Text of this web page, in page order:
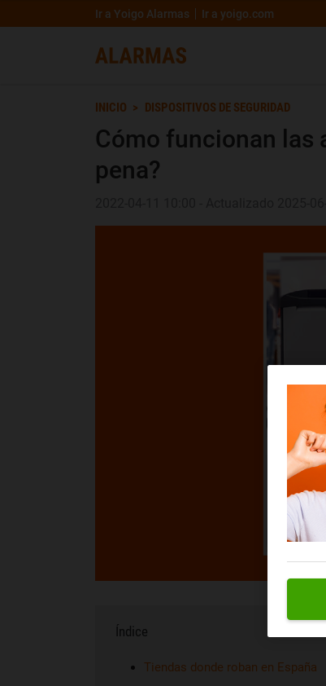
Ir a Yoigo Alarmas Ir a yoigo.com
INICIO DISPOSITIVOS DE SEGURIDAD
Cómo funcionan las
pena?
Índice
Tiendas donde roban en España